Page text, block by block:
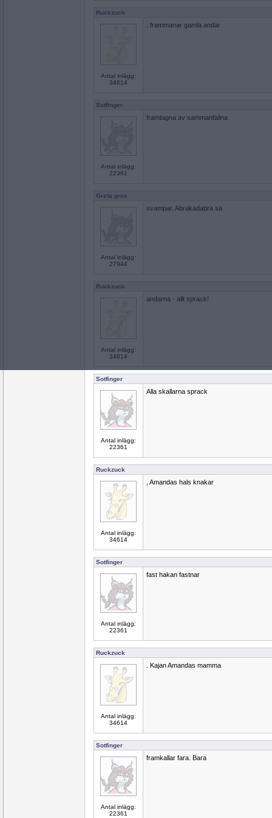
Ruckzuck
Antal inlägg:
34614
, frammanar gamla andar
Sotfinger
Antal inlägg:
22361
framtagna av sammanfallna
Greta grus
Antal inlägg:
27944
svampar. Abrakadabra sa
Ruckzuck
Antal inlägg:
34614
andarna - allt sprack!
Sotfinger
Antal inlägg:
22361
Alla skallarna sprack
Ruckzuck
Antal inlägg:
34614
, Amandas hals knakar
Sotfinger
Antal inlägg:
22361
fast hakan fastnar
Ruckzuck
Antal inlägg:
34614
. Kajan Amandas mamma
Sotfinger
Antal inlägg:
22361
framkallar fara. Bara